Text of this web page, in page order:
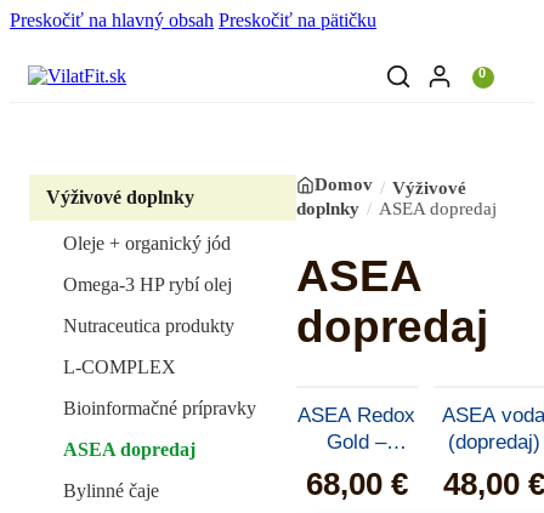
❮
Preskočiť na hlavný obsah Preskočiť na pätičku
0
Výživové doplnky
Oleje + organický jód
Omega-3 HP rybí olej
Nutraceutica produkty
L-COMPLEX
Bioinformačné prípravky
ASEA dopredaj
Bylinné čaje
Domov
Výživové
doplnky
ASEA dopredaj
ASEA
dopredaj
ASEA Redox
Gold –
masážny
chladivý gél
68,00 €
ASEA voda
(dopredaj)
48,00 €